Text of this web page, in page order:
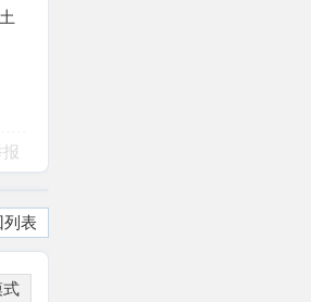
列表
式